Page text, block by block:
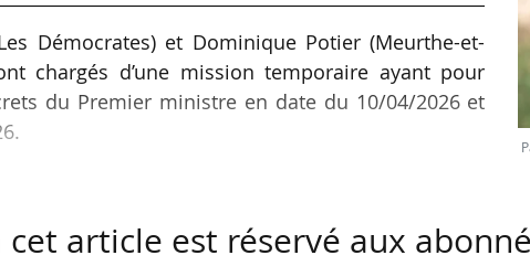
Démocrates) et Dominique Potier (Meurthe-et-
chargés d’une mission temporaire ayant pour
du Premier ministre en date du 10/04/2026 et
Il est notamment l’auteur de rapports
sur le budget agricole ainsi que sur le tourisme de
cet article est réservé aux